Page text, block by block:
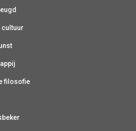
cultuur
filosofie